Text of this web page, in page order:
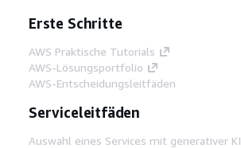
Erste Schritte
AWS Praktische Tutorials
AWS-Lösungsportfolio
AWS-Entscheidungsleitfäden
Serviceleitfäden
Auswahl eines Services mit generativer KI